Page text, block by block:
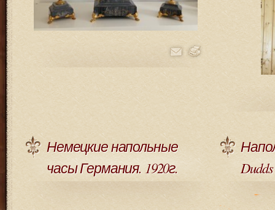
Немецкие напольные
часы Германия. 1920г.